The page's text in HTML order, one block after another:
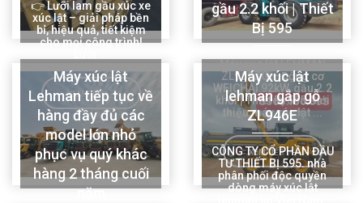
👉 Lưỡi lam gầu xúc xe
xúc lật – giải pháp bền
bỉ, hiệu quả, tiết kiệm
cho mọi công trình!
XEM TIẾP
gầu 2.2 khối | Thiết
Bị 595
ZL968ZG – Động cơ
WEICHAI 92kW, gầu 2.2
khối | Thiết Bị 595 Giới
thiệu máy xúc lật ...
XEM TIẾP
Máy xúc lật
Lehman tiếp tục về
hàng đầy đủ các
model lớn nhỏ
phục vụ quý khác
hàng 2 tháng cuối
năm
Máy xúc lật
lehman gắp gỗ
ZL946E
CÔNG TY CỔ PHẦN ĐẦU
TƯ THIẾT BỊ 595. nhà
phân phối độc quyền
dòng máy xúc lật